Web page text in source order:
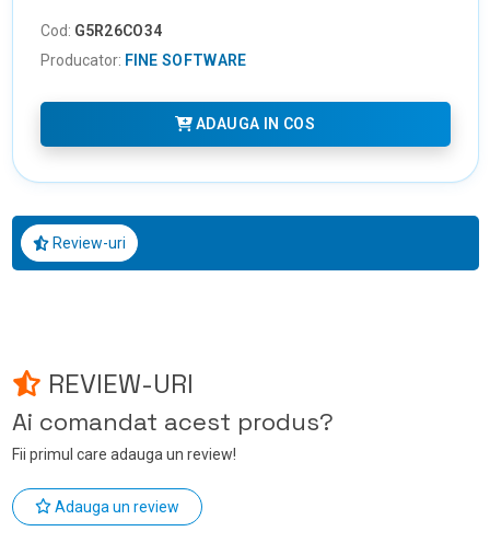
Cod: G5R26CO34
Producator: FINE SOFTWARE
ADAUGA IN COS
Review-uri
REVIEW-URI
Ai comandat acest produs?
Fii primul care adauga un review!
Adauga un review